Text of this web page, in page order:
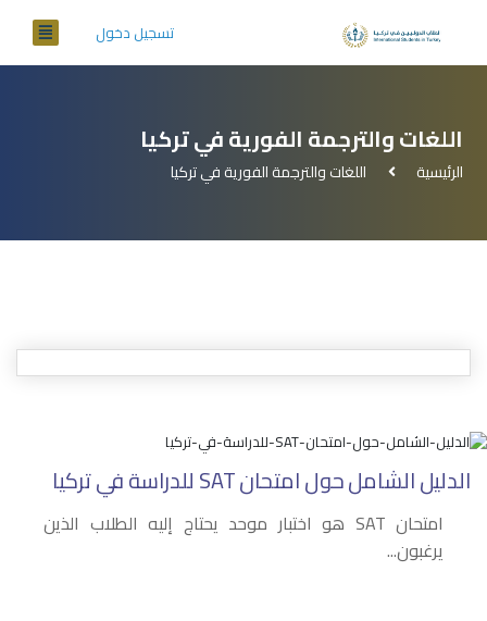
تسجيل دخول
اللغات والترجمة الفورية في تركيا
الرئيسية اللغات والترجمة الفورية في تركيا
الدليل الشامل حول امتحان SAT للدراسة في تركيا
امتحان SAT هو اختبار موحد يحتاج إليه الطلاب الذين
يرغبون...